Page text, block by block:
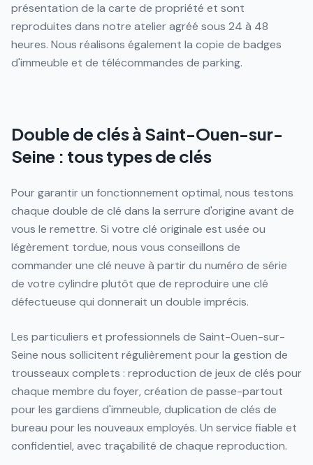
présentation de la carte de propriété et sont
reproduites dans notre atelier agréé sous 24 à 48
heures. Nous réalisons également la copie de badges
d'immeuble et de télécommandes de parking.
Double de clés à Saint-Ouen-sur-
Seine : tous types de clés
Pour garantir un fonctionnement optimal, nous testons
chaque double de clé dans la serrure d'origine avant de
vous le remettre. Si votre clé originale est usée ou
légèrement tordue, nous vous conseillons de
commander une clé neuve à partir du numéro de série
de votre cylindre plutôt que de reproduire une clé
défectueuse qui donnerait un double imprécis.
Les particuliers et professionnels de Saint-Ouen-sur-
Seine nous sollicitent régulièrement pour la gestion de
trousseaux complets : reproduction de jeux de clés pour
chaque membre du foyer, création de passe-partout
pour les gardiens d'immeuble, duplication de clés de
bureau pour les nouveaux employés. Un service fiable et
confidentiel, avec traçabilité de chaque reproduction.